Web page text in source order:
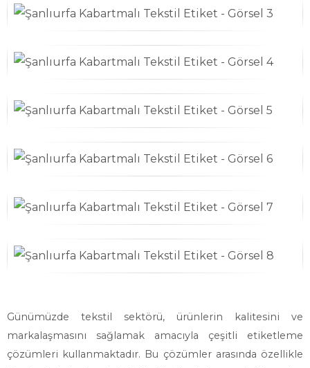
Günümüzde tekstil sektörü, ürünlerin kalitesini ve
markalaşmasını sağlamak amacıyla çeşitli etiketleme
çözümleri kullanmaktadır. Bu çözümler arasında özellikle